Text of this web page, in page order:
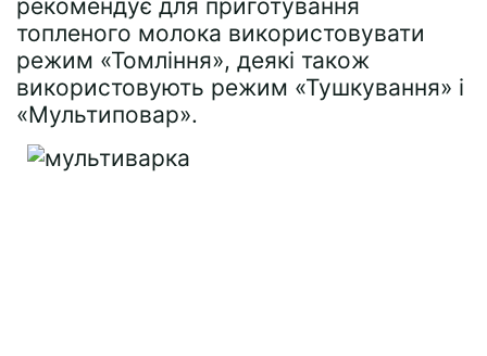
рекомендує для приготування
топленого молока використовувати
режим «Томління», деякі також
використовують режим «Тушкування» і
«Мультиповар».